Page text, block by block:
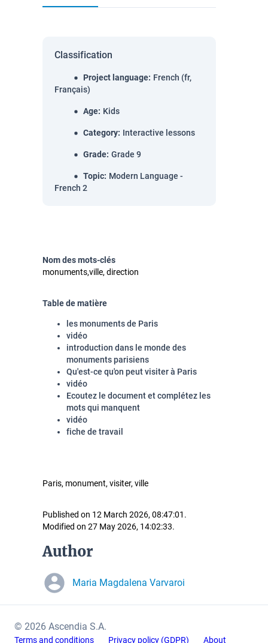
Classification
Project language: French (fr,
Français)
Age: Kids
Category: Interactive lessons
Grade: Grade 9
Topic: Modern Language -
French 2
Nom des mots-clés
monuments,ville, direction
Table de matière
les monuments de Paris
vidéo
introduction dans le monde des
monuments parisiens
Qu'est-ce qu'on peut visiter à Paris
vidéo
Ecoutez le document et complétez les
mots qui manquent
vidéo
fiche de travail
Paris, monument, visiter, ville
Published on 12 March 2026, 08:47:01.
Modified on 27 May 2026, 14:02:33.
Author
Maria Magdalena Varvaroi
© 2026 Ascendia S.A.
Terms and conditions Privacy policy (GDPR) About